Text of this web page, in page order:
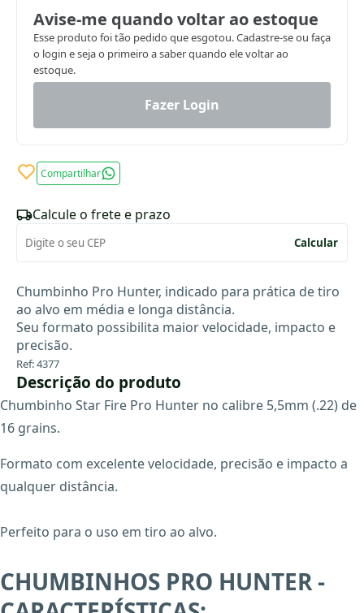
Avise-me quando voltar ao estoque
Esse produto foi tão pedido que esgotou. Cadastre-se ou faça
o login e seja o primeiro a saber quando ele voltar ao
estoque.
Fazer Login
Compartilhar
Calcule o frete e prazo
Calcular
Chumbinho Pro Hunter, indicado para prática de tiro
ao alvo em média e longa distância.
Seu formato possibilita maior velocidade, impacto e
precisão.
Ref: 4377
Descrição do produto
Chumbinho Star Fire Pro Hunter no calibre 5,5mm (.22) de
16 grains.
Formato com excelente velocidade, precisão e impacto a
qualquer distância.
Perfeito para o uso em tiro ao alvo.
CHUMBINHOS PRO HUNTER -